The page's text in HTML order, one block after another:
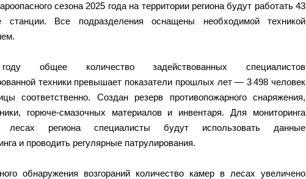
сезона 2025 года на территории региона будут работать 43
станции. Все подразделения оснащены необходимой техникой
общее количество задействованных специалистов
техники превышает показатели прошлых лет — 3 498 человек
соответственно. Создан резерв противопожарного снаряжения,
горюче-смазочных материалов и инвентаря. Для мониторинга
региона специалисты будут использовать данные
и проводить регулярные патрулирования.
обнаружения возгораний количество камер в лесах увеличено